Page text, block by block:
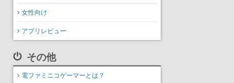
女性向け
アプリレビュー
その他
電ファミニコゲーマーとは？